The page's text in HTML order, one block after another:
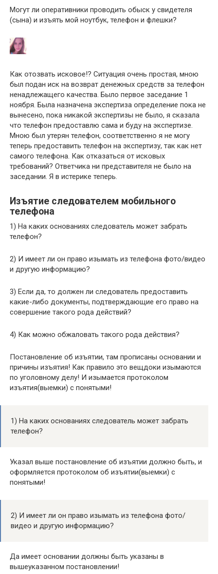
Могут ли оперативники проводить обыск у свидетеля
(сына) и изъять мой ноутбук, телефон и флешки?
Как отозвать исковое!? Ситуация очень простая, мною
был подан иск на возврат денежных средств за телефон
ненадлежащего качества. Было первое заседание 1
ноября. Была назначена экспертиза определение пока не
вынесено, пока никакой экспертизы не было, я сказала
что телефон предоставлю сама и буду на экспертизе.
Мною был утерян телефон, соответственно я не могу
теперь предоставить телефон на экспертизу, так как нет
самого телефона. Как отказаться от исковых
требований? Ответчика ни представителя не было на
заседании. Я в истерике теперь.
Изъятие следователем мобильного
телефона
1) На каких основаниях следователь может забрать
телефон?
2) И имеет ли он право изымать из телефона фото/видео
и другую информацию?
3) Если да, то должен ли следователь предоставить
какие-либо документы, подтверждающие его право на
совершение такого рода действий?
4) Как можно обжаловать такого рода действия?
Постановление об изъятии, там прописаны основании и
причины изъятия! Как правило это вещдоки изымаются
по уголовному делу! И изымается протоколом
изъятия(выемки) с понятыми!
1) На каких основаниях следователь может забрать
телефон?
Указал выше постановление об изъятии должно быть, и
оформляется протоколом об изъятии(выемки) с
понятыми!
2) И имеет ли он право изымать из телефона фото/
видео и другую информацию?
Да имеет основании должны быть указаны в
вышеуказанном постановлении!